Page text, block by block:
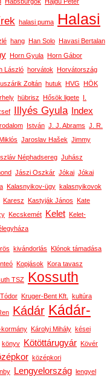
halasi puma
Halasi
hang Han Solo Havasi Bertalan
Horn Gyula Horn Gábor
László horvátok Horvátország
Zoltán hutuk HVG HÖK
hübrisz Hősök ligete I.
Illyés Gyula Index
István J. J. Abrams J. R.
Jaroslav Hašek Jimmy
Néphadsereg Juhász
Jászi Oszkár Jókai Jókai
Kalasnyikov-ügy kalasnyikovok
Karesz Kastyják János Kate
Kecskemét Kelet Kelet-
kivándorlás Klónok támadása
Kopjások Kora tavasz
TSZ Kossuth
Kruger-Bent Kft. kultúra
Kádár Kádár-
kormány Károlyi Mihály kései
könyv Kötöttárugyár Kövér
középkori
Lengyelország lengyel